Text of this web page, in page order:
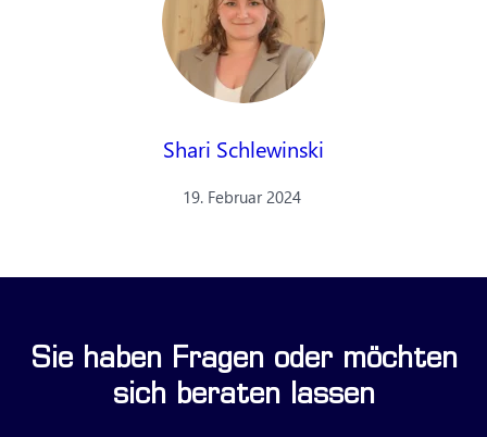
Shari Schlewinski
19. Februar 2024
Sie haben Fragen oder möchten
sich beraten lassen